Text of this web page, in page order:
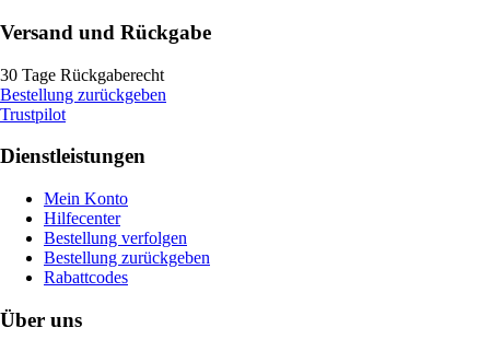
Versand und Rückgabe
30 Tage Rückgaberecht
Bestellung zurückgeben
Trustpilot
Dienstleistungen
Mein Konto
Hilfecenter
Bestellung verfolgen
Bestellung zurückgeben
Rabattcodes
Über uns